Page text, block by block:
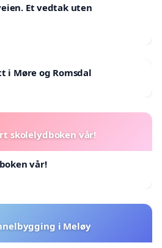
Et vedtak uten
i Møre og Romsdal
skolelydboken vår!
vår!
i Meløy